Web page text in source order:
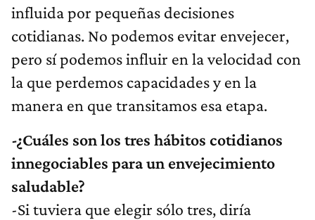
influida por pequeñas decisiones
cotidianas. No podemos evitar envejecer,
pero sí podemos influir en la velocidad con
la que perdemos capacidades y en la
manera en que transitamos esa etapa.
-¿Cuáles son los tres hábitos cotidianos
innegociables para un envejecimiento
saludable?
-Si tuviera que elegir sólo tres, diría